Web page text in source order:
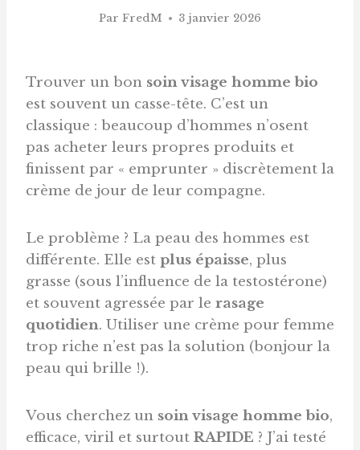
Par FredM 3 janvier 2026
Trouver un bon soin visage homme bio
est souvent un casse-tête. C’est un
classique : beaucoup d’hommes n’osent
pas acheter leurs propres produits et
finissent par « emprunter » discrètement la
crème de jour de leur compagne.
Le problème ? La peau des hommes est
différente. Elle est plus épaisse, plus
grasse (sous l’influence de la testostérone)
et souvent agressée par le rasage
quotidien. Utiliser une crème pour femme
trop riche n’est pas la solution (bonjour la
peau qui brille !).
Vous cherchez un soin visage homme bio,
efficace, viril et surtout RAPIDE ? J’ai testé